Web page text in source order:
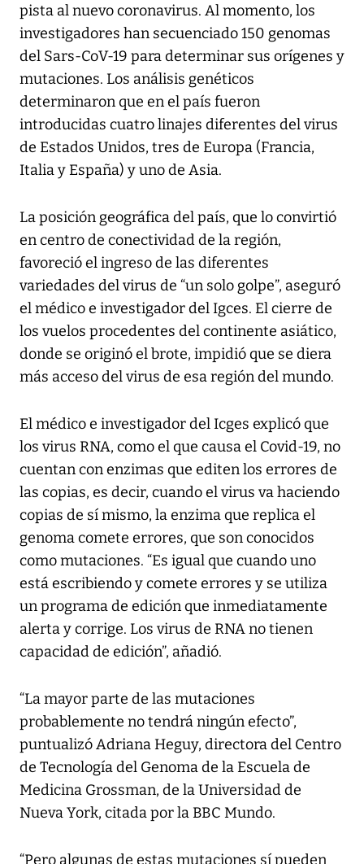
pista al nuevo coronavirus. Al momento, los
investigadores han secuenciado 150 genomas
del Sars-CoV-19 para determinar sus orígenes y
mutaciones. Los análisis genéticos
determinaron que en el país fueron
introducidas cuatro linajes diferentes del virus
de Estados Unidos, tres de Europa (Francia,
Italia y España) y uno de Asia.
La posición geográfica del país, que lo convirtió
en centro de conectividad de la región,
favoreció el ingreso de las diferentes
variedades del virus de “un solo golpe”, aseguró
el médico e investigador del Igces. El cierre de
los vuelos procedentes del continente asiático,
donde se originó el brote, impidió que se diera
más acceso del virus de esa región del mundo.
El médico e investigador del Icges explicó que
los virus RNA, como el que causa el Covid-19, no
cuentan con enzimas que editen los errores de
las copias, es decir, cuando el virus va haciendo
copias de sí mismo, la enzima que replica el
genoma comete errores, que son conocidos
como mutaciones. “Es igual que cuando uno
está escribiendo y comete errores y se utiliza
un programa de edición que inmediatamente
alerta y corrige. Los virus de RNA no tienen
capacidad de edición”, añadió.
“La mayor parte de las mutaciones
probablemente no tendrá ningún efecto”,
puntualizó Adriana Heguy, directora del Centro
de Tecnología del Genoma de la Escuela de
Medicina Grossman, de la Universidad de
Nueva York, citada por la BBC Mundo.
“Pero algunas de estas mutaciones sí pueden